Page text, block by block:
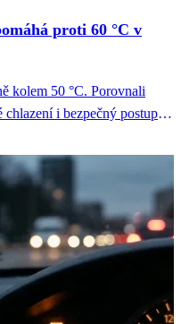
proti 60 °C v
kolem 50 °C. Porovnali
chlazení i bezpečný postup